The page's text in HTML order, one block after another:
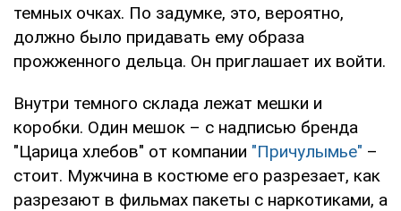
темных очках. По задумке, это, вероятно,
должно было придавать ему образа
прожженного дельца. Он приглашает их войти.
Внутри темного склада лежат мешки и
коробки. Один мешок – с надписью бренда
"Царица хлебов" от компании "Причулымье" –
стоит. Мужчина в костюме его разрезает, как
разрезают в фильмах пакеты с наркотиками, а